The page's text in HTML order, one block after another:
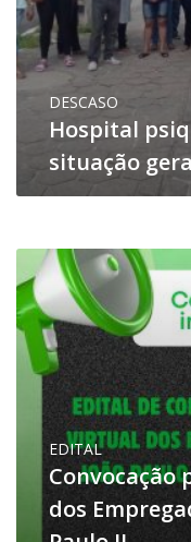
DESCASO
Hospital
situação
EDITAL
Convocação
dos